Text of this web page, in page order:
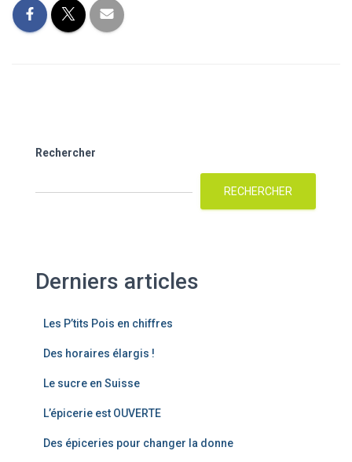
Rechercher
RECHERCHER
Derniers articles
Les P’tits Pois en chiffres
Des horaires élargis !
Le sucre en Suisse
L’épicerie est OUVERTE
Des épiceries pour changer la donne